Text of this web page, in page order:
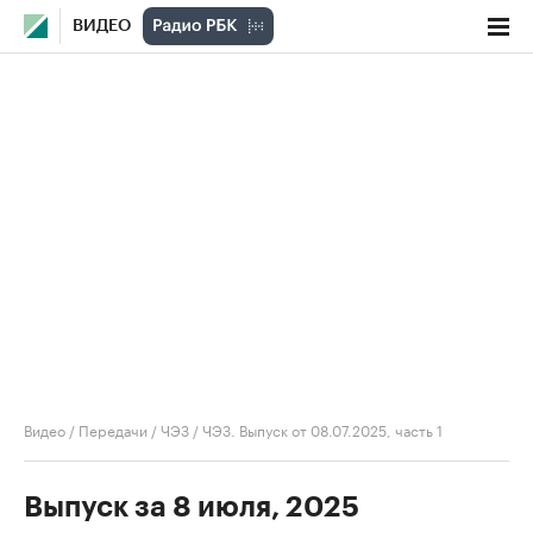
ВИДЕО
Видео / Передачи /ЧЭЗ /ЧЭЗ. Выпуск от 08.07.2025, часть 1
Выпуск за 8 июля, 2025